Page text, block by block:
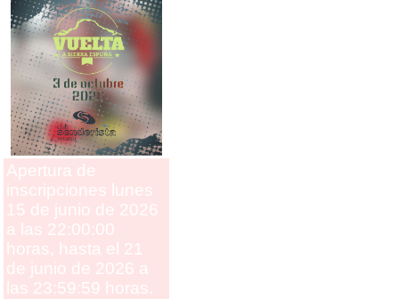
Apertura de
inscripciones lunes
15 de junio de 2026
a las 22:00:00
horas, hasta el 21
de junio de 2026 a
las 23:59:59 horas.